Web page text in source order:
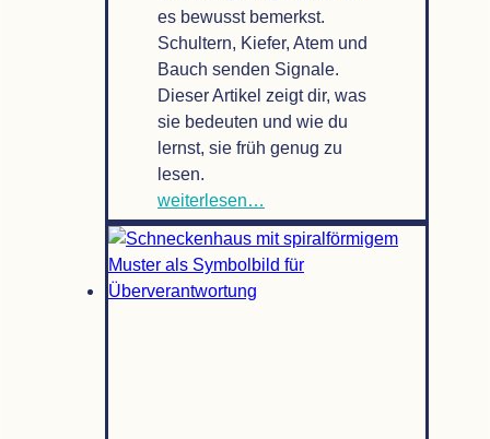
es bewusst bemerkst.
Schultern, Kiefer, Atem und
Bauch senden Signale.
Dieser Artikel zeigt dir, was
sie bedeuten und wie du
lernst, sie früh genug zu
lesen.
weiterlesen…
re­
gu­
la­